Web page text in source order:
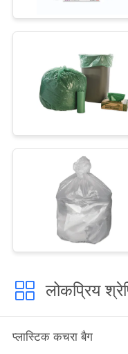
लोकप्रिय
प्लास्टिक कचरा बैग